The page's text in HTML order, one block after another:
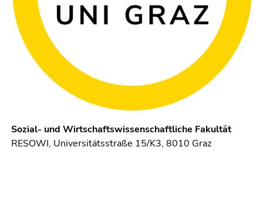
Sozial- und Wirtschaftswissenschaftliche Fakultät
RESOWI, Universitätsstraße 15/K3, 8010 Graz